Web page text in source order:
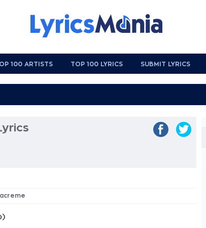
100 ARTISTS TOP 100 LYRICS SUBMIT LYRICS